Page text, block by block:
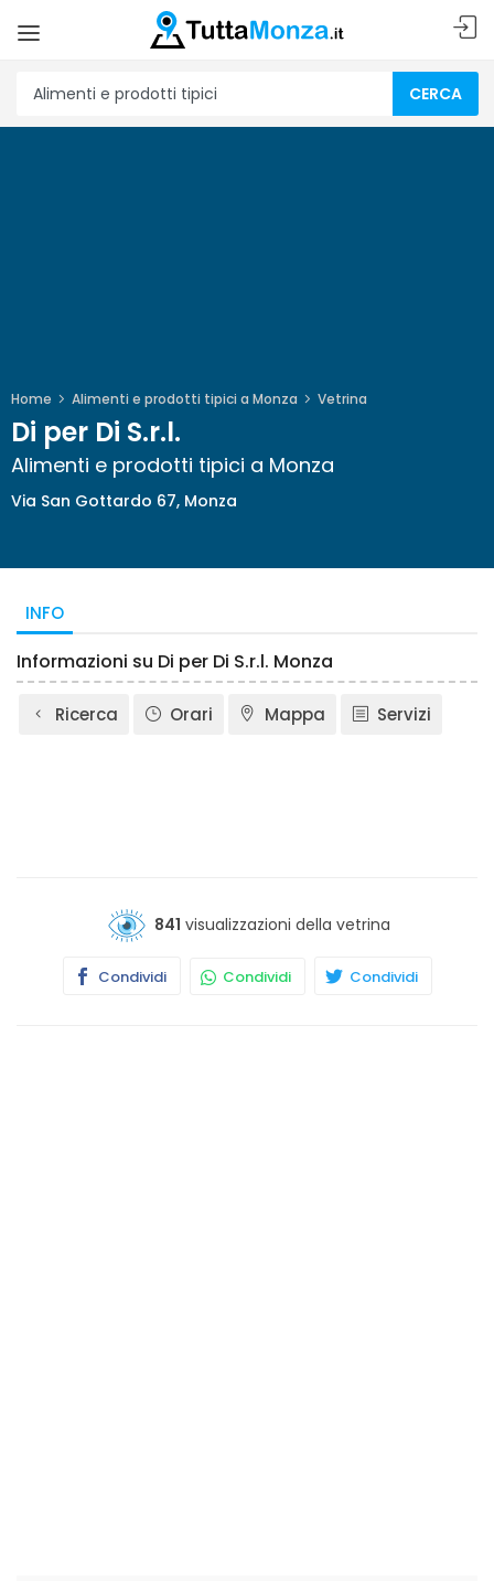
CERCA
Home Alimenti e prodotti tipici a Monza Vetrina
Di per Di S.r.l.
Alimenti e prodotti tipici a Monza
Via San Gottardo 67, Monza
INFO
Informazioni su Di per Di S.r.l. Monza
Ricerca Orari Mappa Servizi
841 visualizzazioni della vetrina
Condividi Condividi Condividi